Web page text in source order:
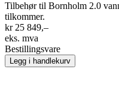
Tilbehør til Bornholm 2.0
tilkommer.
kr 25 849,–
eks. mva
Bestillingsvare
Legg i handlekurv